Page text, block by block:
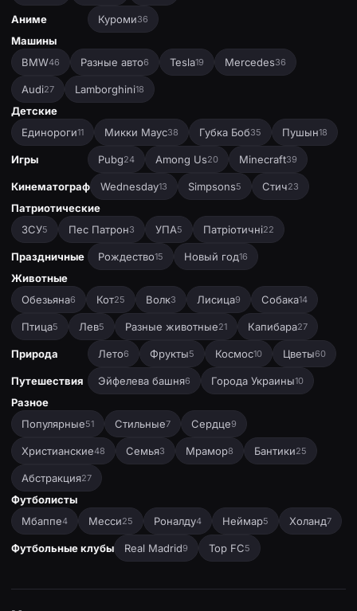
Аниме Куроми36
Машины
BMW46 Разные авто6 Tesla19 Mercedes36
Audi27 Lamborghini18
Детские
Единороги11 Микки Маус38 Губка Боб35 Пушын18
Игры Pubg24 Among Us20 Minecraft39
Кинематограф Wednesday13 Simpsons5 Стич23
Патриотические
ЗСУ5 Пес Патрон3 УПА5 Патріотичні22
Праздничные Рождество15 Новый год16
Животные
Обезьяна6 Кот25 Волк3 Лисица9 Собака14
Птица5 Лев5 Разные животные21 Капибара27
Природа Лето6 Фрукты5 Космос10 Цветы60
Путешествия Эйфелева башня6 Города Украины10
Разное
Популярные51 Стильные7 Сердце9
Христианские48 Семья3 Мрамор8 Бантики25
Абстракция27
Футболисты
Мбаппе4 Месси25 Роналду4 Неймар5 Холанд7
Футбольные клубы Real Madrid9 Top FC5